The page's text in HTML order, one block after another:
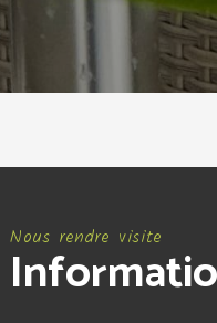
Nous rendre visite